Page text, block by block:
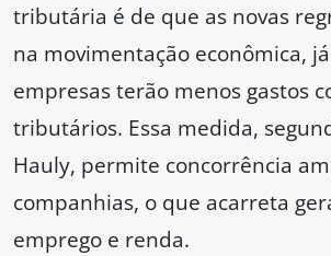
tributária é de que as novas
na movimentação econômica,
empresas terão menos gastos
tributários. Essa medida,
Hauly, permite concorrência
companhias, o que acarreta
emprego e renda.